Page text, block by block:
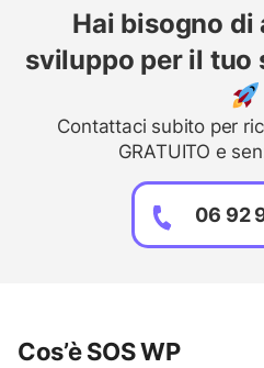
Hai bisogno di
sviluppo per il tuo
Contattaci subito per
GRATUITO e
06 92
Cos’è SOS WP